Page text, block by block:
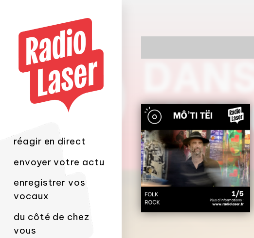
réagir en direct
envoyer votre actu
enregistrer vos
vocaux
du côté de chez
vous